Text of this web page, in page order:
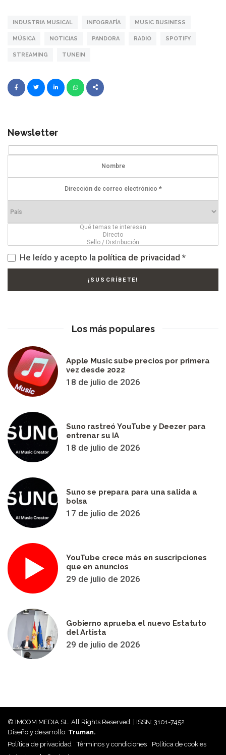
INDUSTRIA MUSICAL INFOGRAFÍA MUSIC BUSINESS
MÚSICA NOTICIAS PANDORA RADIO SPOTIFY
STREAMING TUNEIN
Newsletter
He leído y acepto la política de privacidad *
Los más populares
Apple Music sube precios por primera
vez desde 2022
18 de julio de 2026
Suno rastreó YouTube y Deezer para
entrenar su IA
18 de julio de 2026
Suno se prepara para una salida a
bolsa
17 de julio de 2026
YouTube crece más en suscripciones
que en anuncios
29 de julio de 2026
Gobierno aprueba el nuevo Estatuto
del Artista
29 de julio de 2026
© IMCOM MEDIA SL. All Rights Reserved. | ISSN: 3101-7452
Diseño y desarrollo: Truman.
Política de privacidad
Términos y condiciones
Política de cookies